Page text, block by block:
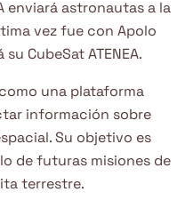
enviará astronautas a la
vez fue con Apolo
CubeSat ATENEA.
como una plataforma
información sobre
Su objetivo es
de futuras misiones de
terrestre.